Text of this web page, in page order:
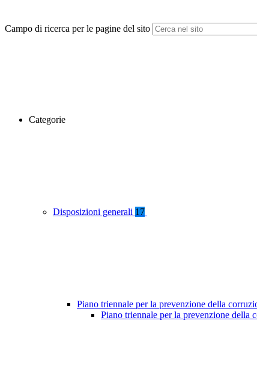
Campo di ricerca per le pagine del sito
Categorie
Disposizioni generali 17
Piano triennale per la prevenzione della
Piano triennale per la prevenzione della